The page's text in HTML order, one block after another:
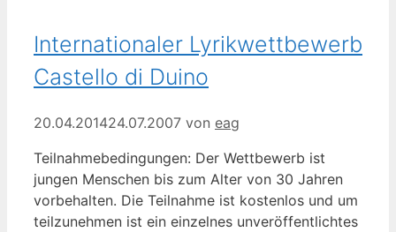
Internationaler Lyrikwettbewerb
Castello di Duino
20.04.201424.07.2007 von eag
Teilnahmebedingungen: Der Wettbewerb ist
jungen Menschen bis zum Alter von 30 Jahren
vorbehalten. Die Teilnahme ist kostenlos und um
teilzunehmen ist ein einzelnes unveröffentlichtes